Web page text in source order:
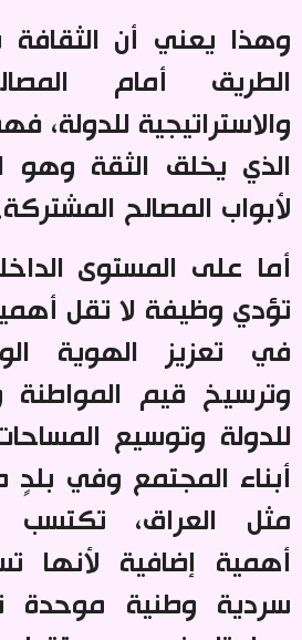
وهذا يعني أن
الطريق أمام
والاستراتيجية للدولة،
الذي يخلق الثقة وهو
لأبواب المصالح المشتركة
أما على المستوى
تؤدي وظيفة لا تقل
في تعزيز الهوية
وترسيخ قيم المواطنة
للدولة وتوسيع
أبناء المجتمع وفي بلدٍ
مثل العراق،
أهمية إضافية لأنها
سردية وطنية موحدة